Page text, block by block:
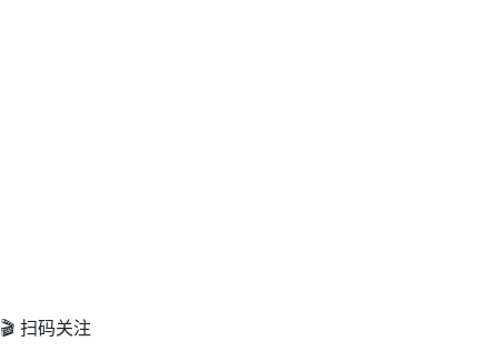
🎬 扫码关注